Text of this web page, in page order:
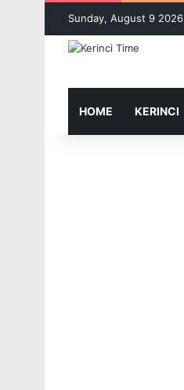
Sunday, August 9 2026
HOME KERINCI